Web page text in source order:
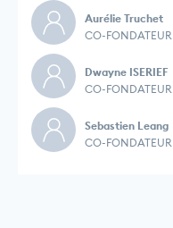
Aurélie Truchet
CO-FONDATEUR
Dwayne ISERIEF
CO-FONDATEUR
Sebastien Leang
CO-FONDATEUR